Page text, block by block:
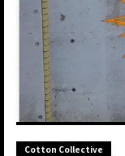
Cotton Collective